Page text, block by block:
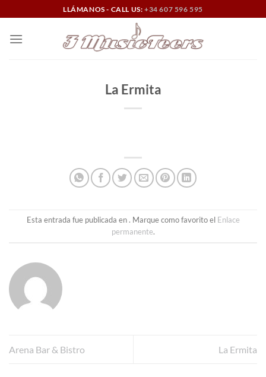
al
contenido
LLÁMANOS - CALL US: +34 607 596 595
La Ermita
Esta entrada fue publicada en . Marque como favorito el Enlace
permanente.
Arena Bar & Bistro La Ermita